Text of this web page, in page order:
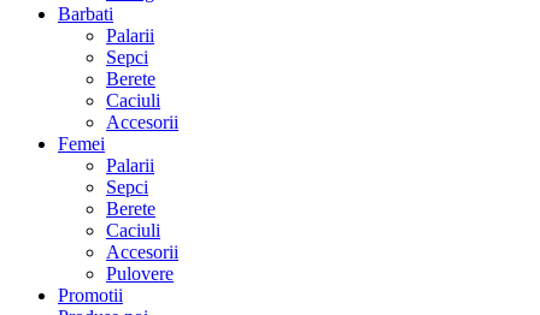
Barbati
Palarii
Sepci
Berete
Caciuli
Accesorii
Femei
Palarii
Sepci
Berete
Caciuli
Accesorii
Pulovere
Promotii